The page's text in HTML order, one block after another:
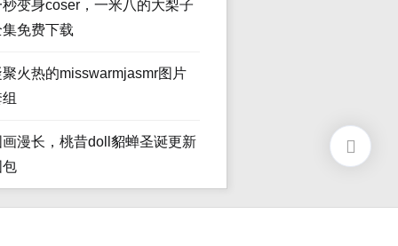
秒变身coser，一米八的大梨子
集免费下载
聚火热的misswarmjasmr图片
画漫长，桃昔doll貂蝉圣诞更新
包